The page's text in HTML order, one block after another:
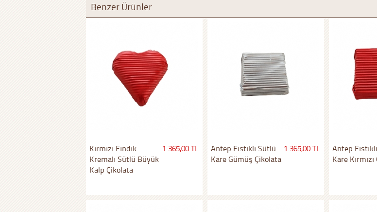
Benzer Ürünler
Kırmızı Fındık
Kremalı Sütlü Büyük
Kalp Çikolata
1.365,00 TL
Antep Fıstıklı Sütlü
Kare Gümüş Çikolata
1.365,00 TL
Antep
Kare